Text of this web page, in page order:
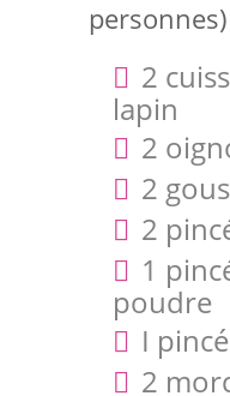
personnes)
2
lapin
2
2
2
1
poudre
I
2